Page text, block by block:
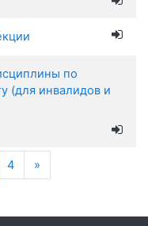
по
(для инвалидов и
4 »Далее